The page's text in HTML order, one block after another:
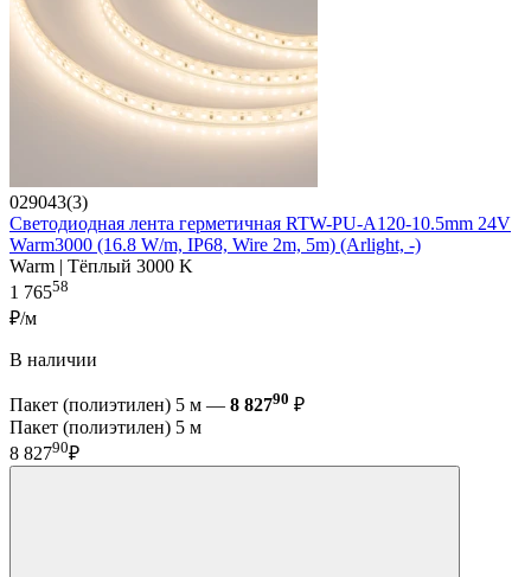
029043(3)
Светодиодная лента герметичная RTW-PU-A120-10.5mm 24V
Warm3000 (16.8 W/m, IP68, Wire 2m, 5m) (Arlight, -)
Warm | Тёплый 3000 K
1 76558
₽/м
В наличии
Пакет (полиэтилен) 5 м — 8 82790 ₽
Пакет (полиэтилен) 5 м
8 82790₽